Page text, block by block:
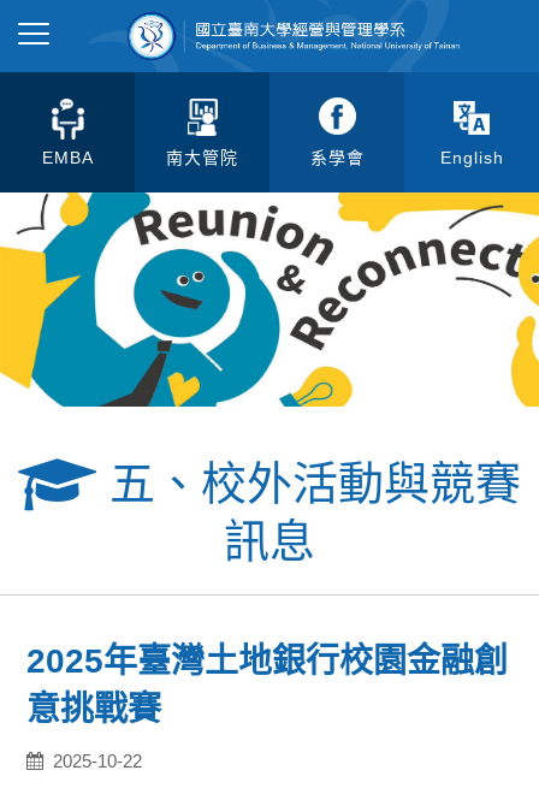
EMBA 南大管院 系學會 English
五、校外活動與競賽
訊息
2025年臺灣土地銀行校園金融創
意挑戰賽
2025-10-22